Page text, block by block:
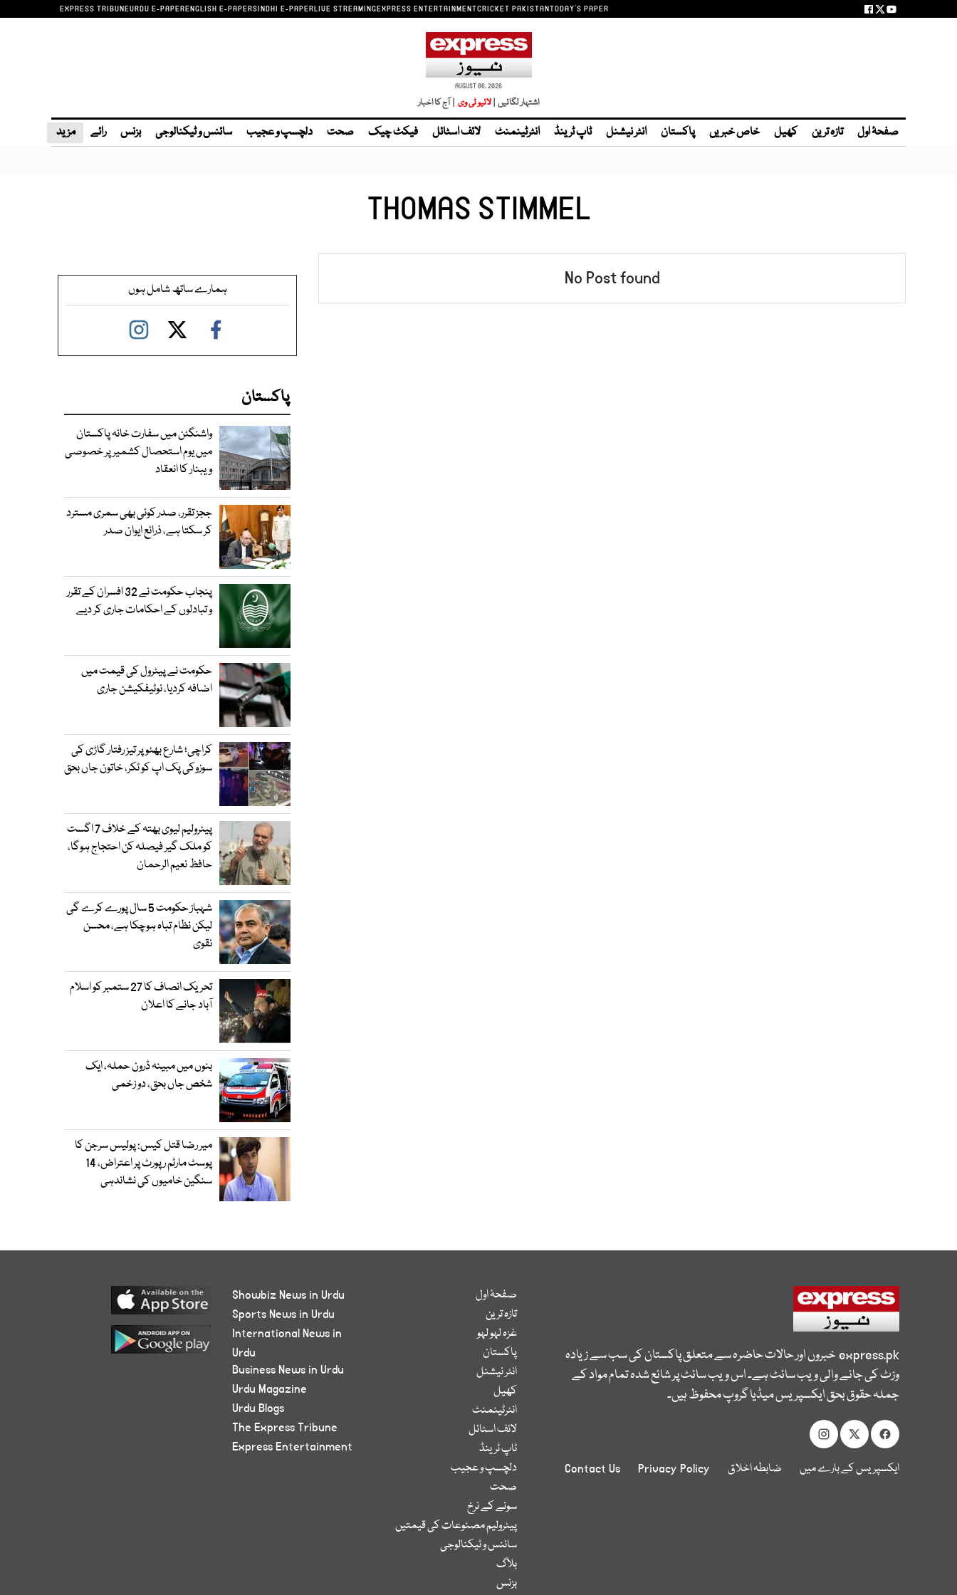
EXPRESS TRIBUNEURDU E-PAPERENGLISH E-PAPERSINDHI E-PAPERLIVE STREAMINGEXPRESS ENTERTAINMENTCRICKET PAKISTANTODAY'S PAPER
AUGUST 06, 2026
اشتہار لگائیں | | آج کا اخبار
صفحۂ اول تازہ ترین کھیل خاص خبریں پاکستان انٹر نیشنل ٹاپ ٹرینڈ انٹرٹینمنٹ لائف اسٹائل فیکٹ چیک صحت دلچسپ و عجیب سائنس و ٹیکنالوجی بزنس رائے مزید
THOMAS STIMMEL
No Post found ہمارے ساتھ شامل ہوں
پاکستان
واشنگٹن میں سفارت خانہ پاکستان
میں یوم استحصال کشمیر پر خصوصی
ویبنار کا انعقاد
ججز تقرر، صدر کوئی بھی سمری مسترد
کر سکتا ہے، ذرائع ایوان صدر
پنجاب حکومت نے 32 افسران کے تقرر
و تبادلوں کے احکامات جاری کر دیے
حکومت نے پیٹرول کی قیمت میں
اضافہ کردیا، نوٹیفکیشن جاری
کراچی؛ شارع بھٹو پر تیز رفتار گاڑی کی
سوزوکی پک اپ کو ٹکر، خاتون جاں بحق
پیٹرولیم لیوی بھتہ کے خلاف 7 اگست
کو ملک گیر فیصلہ کن احتجاج ہوگا،
حافظ نعیم الرحمان
شہباز حکومت 5 سال پورے کرے گی
لیکن نظام تباہ ہوچکا ہے، محسن
نقوی
تحریک انصاف کا 27 ستمبر کو اسلام
آباد جانے کا اعلان
بنوں میں مبینہ ڈرون حملہ، ایک
شخص جاں بحق، دو زخمی
میر رضا قتل کیس: پولیس سرجن کا
پوسٹ مارٹم رپورٹ پر اعتراض، 14
سنگین خامیوں کی نشاندہی
express.pkخبروں اور حالات حاضرہ سے متعلق پاکستان کی سب سے زیادہ
وزٹ کی جانے والی ویب سائٹ ہے۔ اس ویب سائٹ پر شائع شدہ تمام مواد کے
جملہ حقوق بحق ایکسپریس میڈیا گروپ محفوظ ہیں۔
ایکسپریس کے بارے میں ضابطہ اخلاق Privacy Policy
Contact Us
صفحۂ اول
تازہ ترین
غزہ لہو لہو
پاکستان
انٹر نیشنل
کھیل
انٹرٹینمنٹ
لائف اسٹائل
ٹاپ ٹرینڈ
دلچسپ و عجیب
صحت
سونے کے نرخ
پیٹرولیم مصنوعات کی قیمتیں
سائنس و ٹیکنالوجی
بلاگ
بزنس
Showbiz News in Urdu
Sports News in Urdu
International News in
Urdu
Business News in Urdu
Urdu Magazine
Urdu Blogs
The Express Tribune
Express Entertainment